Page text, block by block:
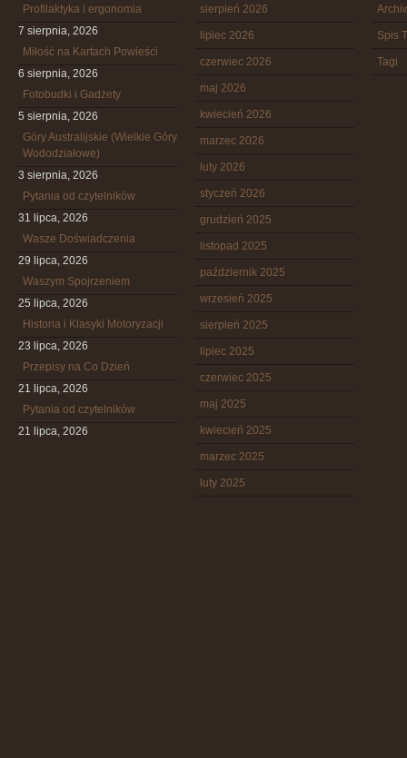
Profilaktyka i ergonomia
7 sierpnia, 2026
Miłość na Kartach Powieści
6 sierpnia, 2026
Fotobudki i Gadżety
5 sierpnia, 2026
Góry Australijskie (Wielkie Góry
Wododziałowe)
3 sierpnia, 2026
Pytania od czytelników
31 lipca, 2026
Wasze Doświadczenia
29 lipca, 2026
Waszym Spojrzeniem
25 lipca, 2026
Historia i Klasyki Motoryzacji
23 lipca, 2026
Przepisy na Co Dzień
21 lipca, 2026
Pytania od czytelników
21 lipca, 2026
sierpień 2026
lipiec 2026
czerwiec 2026
maj 2026
kwiecień 2026
marzec 2026
luty 2026
styczeń 2026
grudzień 2025
listopad 2025
październik 2025
wrzesień 2025
sierpień 2025
lipiec 2025
czerwiec 2025
maj 2025
kwiecień 2025
marzec 2025
luty 2025
Spis
Tagi